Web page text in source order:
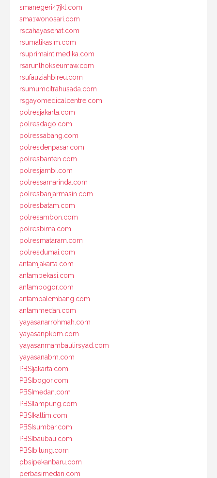
smanegeri47jkt.com
sma1wonosari.com
rscahayasehat.com
rsumalikasim.com
rsuprimaintimedika.com
rsarunlhokseumaw.com
rsufauziahbireu.com
rsumumcitrahusada.com
rsgayomedicalcentre.com
polresjakarta.com
polresdago.com
polressabang.com
polresdenpasar.com
polresbanten.com
polresjambi.com
polressamarinda.com
polresbanjarmasin.com
polresbatam.com
polresambon.com
polresbima.com
polresmataram.com
polresdumai.com
antamjakarta.com
antambekasi.com
antambogor.com
antampalembang.com
antammedan.com
yayasanarrohmah.com
yayasanpkbm.com
yayasanmambaulirsyad.com
yayasanabm.com
PBSIjakarta.com
PBSIbogor.com
PBSImedan.com
PBSIlampung.com
PBSIkaltim.com
PBSIsumbar.com
PBSIbaubau.com
PBSIbitung.com
pbsipekanbaru.com
perbasimedan.com